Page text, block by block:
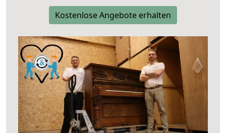
Kostenlose Angebote erhalten